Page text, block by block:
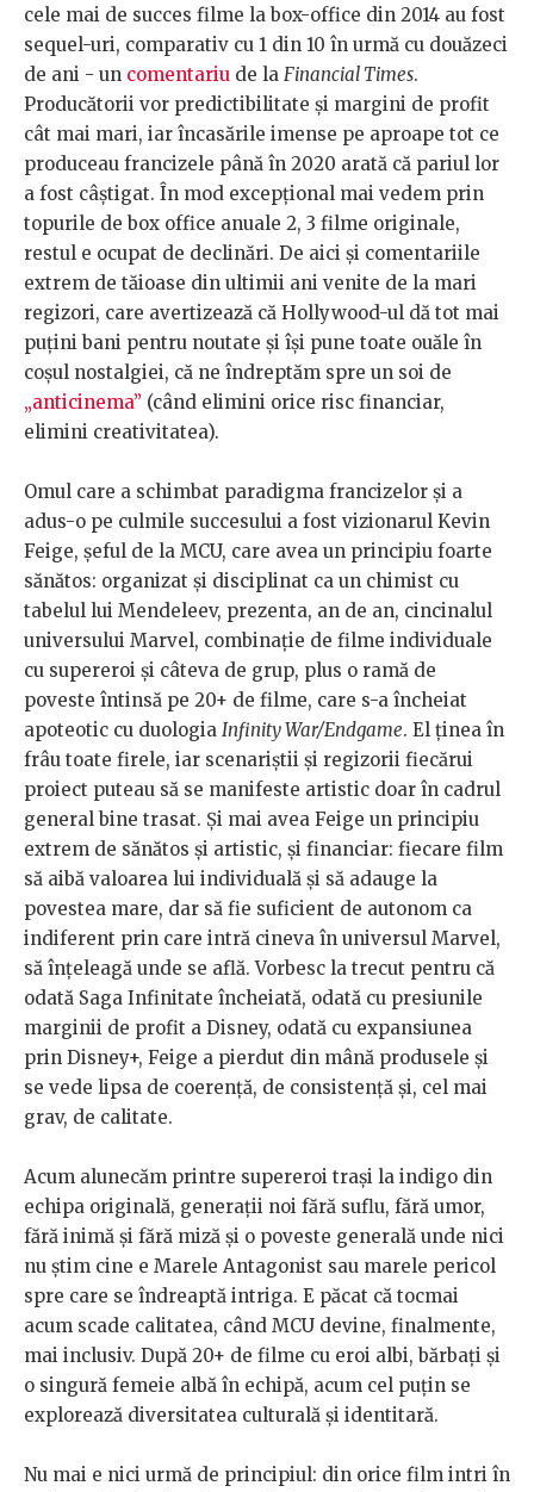
cele mai de succes filme la box-office din 2014 au fost
sequel-uri, comparativ cu 1 din 10 în urmă cu douăzeci
de ani - un comentariu de la Financial Times.
Producătorii vor predictibilitate și margini de profit
cât mai mari, iar încasările imense pe aproape tot ce
produceau francizele până în 2020 arată că pariul lor
a fost câștigat. În mod excepțional mai vedem prin
topurile de box office anuale 2, 3 filme originale,
restul e ocupat de declinări. De aici și comentariile
extrem de tăioase din ultimii ani venite de la mari
regizori, care avertizează că Hollywood-ul dă tot mai
puțini bani pentru noutate și își pune toate ouăle în
coșul nostalgiei, că ne îndreptăm spre un soi de
„anticinema” (când elimini orice risc financiar,
elimini creativitatea).
Omul care a schimbat paradigma francizelor și a
adus-o pe culmile succesului a fost vizionarul Kevin
Feige, șeful de la MCU, care avea un principiu foarte
sănătos: organizat și disciplinat ca un chimist cu
tabelul lui Mendeleev, prezenta, an de an, cincinalul
universului Marvel, combinație de filme individuale
cu supereroi și câteva de grup, plus o ramă de
poveste întinsă pe 20+ de filme, care s-a încheiat
apoteotic cu duologia Infinity War/Endgame. El ținea în
frâu toate firele, iar scenariștii și regizorii fiecărui
proiect puteau să se manifeste artistic doar în cadrul
general bine trasat. Și mai avea Feige un principiu
extrem de sănătos și artistic, și financiar: fiecare film
să aibă valoarea lui individuală și să adauge la
povestea mare, dar să fie suficient de autonom ca
indiferent prin care intră cineva în universul Marvel,
să înțeleagă unde se află. Vorbesc la trecut pentru că
odată Saga Infinitate încheiată, odată cu presiunile
marginii de profit a Disney, odată cu expansiunea
prin Disney+, Feige a pierdut din mână produsele și
se vede lipsa de coerență, de consistență și, cel mai
grav, de calitate.
Acum alunecăm printre supereroi trași la indigo din
echipa originală, generații noi fără suflu, fără umor,
fără inimă și fără miză și o poveste generală unde nici
nu știm cine e Marele Antagonist sau marele pericol
spre care se îndreaptă intriga. E păcat că tocmai
acum scade calitatea, când MCU devine, finalmente,
mai inclusiv. După 20+ de filme cu eroi albi, bărbați și
o singură femeie albă în echipă, acum cel puțin se
explorează diversitatea culturală și identitară.
Nu mai e nici urmă de principiul: din orice film intri în